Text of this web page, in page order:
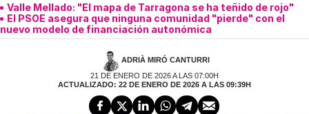
Valle Mellado: "El mapa de Tarragona se ha teñido de rojo"
El PSOE asegura que ninguna comunidad "pierde" con el
nuevo modelo de financiación autonómica
ADRIÀ MIRÓ CANTURRI
21 DE ENERO DE 2026 A LAS 07:00H
ACTUALIZADO: 22 DE ENERO DE 2026 A LAS 09:39H